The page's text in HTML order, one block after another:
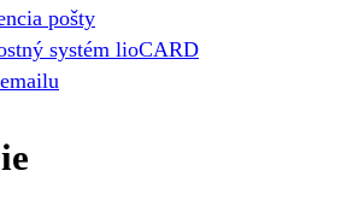
pošty
systém lioCARD